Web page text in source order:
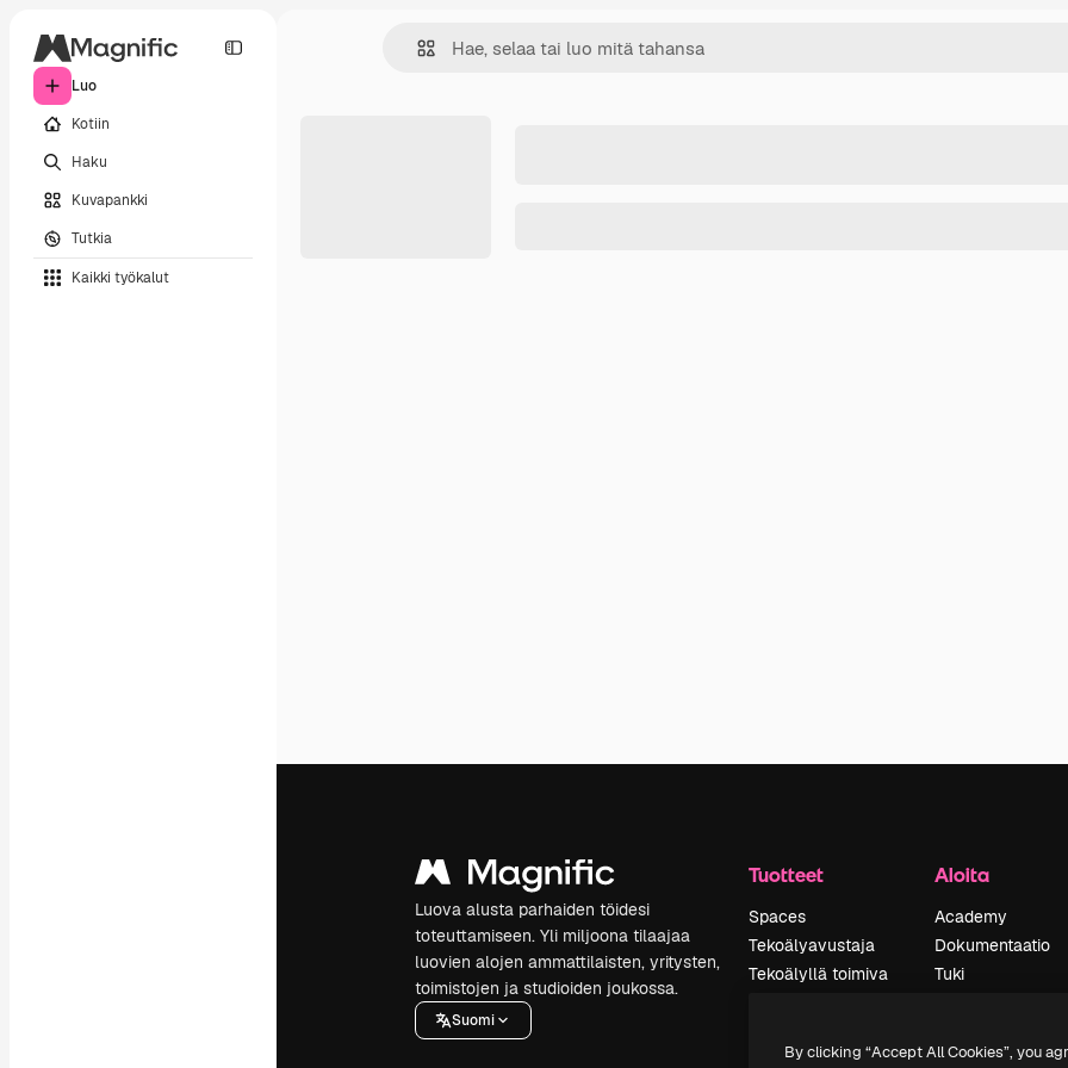
Luo
Kotiin
Haku
Kuvapankki
Tutkia
Kaikki työkalut
Luova alusta parhaiden töidesi
toteuttamiseen. Yli miljoona tilaajaa
luovien alojen ammattilaisten, yritysten,
toimistojen ja studioiden joukossa.
Suomi
Tuotteet
Spaces
Tekoälyavustaja
Tekoälyllä toimiva
videogeneraattori
Aloita
Academy
Dokumentaatio
Tuki
Alkuperäiset Uusi
By clicking “Accept All Cookies”, you